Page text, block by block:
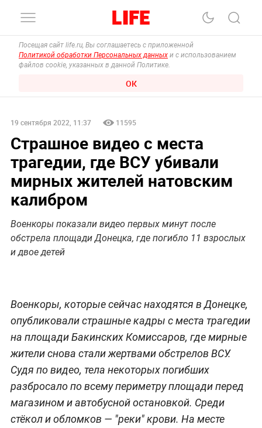
Посещая сайт life.ru, Вы соглашаетесь с приложенной
Политикой обработки Персональных данных и с использованием
файлов cookie, указанных в данной Политике.
ОК
19 сентября 2022, 11:37 11595
Страшное видео с места
трагедии, где ВСУ убивали
мирных жителей натовским
калибром
Военкоры показали видео первых минут после
обстрела площади Донецка, где погибло 11 взрослых
и двое детей
Военкоры, которые сейчас находятся в Донецке,
опубликовали страшные кадры с места трагедии
на площади Бакинских Комиссаров, где мирные
жители снова стали жертвами обстрелов ВСУ.
Судя по видео, тела некоторых погибших
разбросало по всему периметру площади перед
магазином и автобусной остановкой. Среди
стёкол и обломков — "реки" крови. На месте